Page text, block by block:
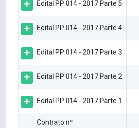
Edital PP 014 - 2017 Parte 5
Edital PP 014 - 2017 Parte 4
Edital PP 014 - 2017 Parte 3
Edital PP 014 - 2017 Parte 2
Edital PP 014 - 2017 Parte 1
Contrato nº